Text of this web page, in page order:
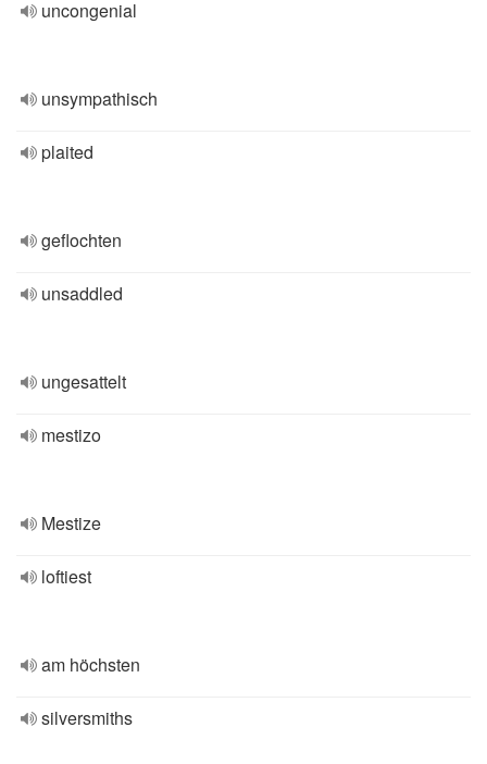
uncongenial
unsympathisch
plaited
geflochten
unsaddled
ungesattelt
mestizo
Mestize
loftiest
am höchsten
silversmiths